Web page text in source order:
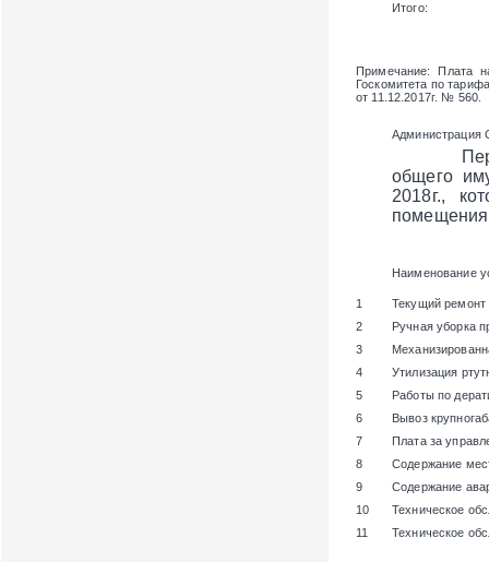
Итого:
Примечание: Плата
Госкомитета по
от 11.12.2017г. № 560.
Администрация
общего
2018г.,
Наименование
1
Текущий ремонт
2
Ручная уборка
3
4
Утилизация
5
Работы по
6
Вывоз
7
Плата за
8
Содержание
9
Содержание
10
Техническое
11
Техническое